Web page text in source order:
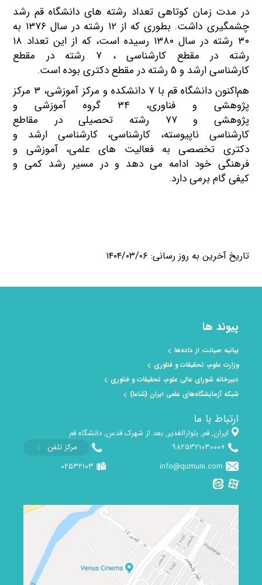
در مدت زمان کوتاهی تعداد رشته‌ های دانشگاه قم رشد
چشمگیری داشت. بطوری که از ۱۲ رشته در سال ۱۳۷۶ به
۳۰ رشته در سال ۱۳۸۰ رسیده است، که از این تعداد ۱۸
رشته در مقطع کارشناسی ، ۷ رشته در مقطع
کارشناسی ارشد و ۵ رشته در مقطع دکتری بوده است.
هم‌اکنون دانشگاه قم با ۷ دانشکده و مرکز آموزشی، ۳ مرکز
پژوهشی و فناوری، ۳۴ گروه آموزشی و
پژوهشی و ۷۷ رشته تحصیلی در مقاطع
کارشناسی ناپیوسته، کارشناسی، کارشناسی ارشد و
دکتری تخصصی به فعالیت های علمی، آموزشی و
فرهنگی خود ادامه می دهد و در مسیر رشد کمی و
کیفی گام برمی دارد.
تاریخ آخرین به روز رسانی: ۱۴۰۴/۰۳/۰۶
پیوند ها
بیانیه صیانت از داده‌ها
وزارت علوم، تحقیقات و فناوری
دبیرخانه شورای عالی علوم، تحقیقات و فناوری
شبکه آزمایشگاه‌های علمی ایران (شاعا)
ارتباط با ما
ایران, قم, بلوارالغدیر, بعد از شهرک قدس, دانشگاه قم
+۹۸۲۵۳۲۱۰۳۰۰۰
مرکز تلفن
info@qumuni.com
۰۲۵۳۲۱۰۳